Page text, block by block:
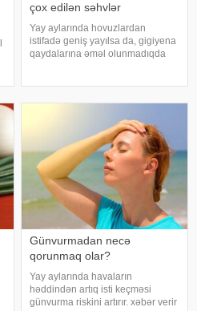
çox edilən səhvlər
Yay aylarında hovuzlardan
istifadə geniş yayılsa da, gigiyena
qaydalarına əməl olunmadıqda
sonra duş qəbul etmək, hovuz
Günvurmadan necə
qorunmaq olar?
Yay aylarında havaların
həddindən artıq isti keçməsi
günvurma riskini artırır. xəbər verir